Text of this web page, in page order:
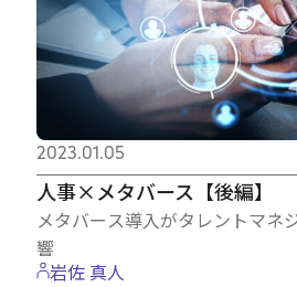
人事×メタバース【後編】
メタバース導入がタレントマネ
響
2023.01.05
岩佐 真人